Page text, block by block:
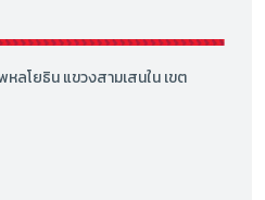
ลโยธิน แขวงสามเสนใน เขต